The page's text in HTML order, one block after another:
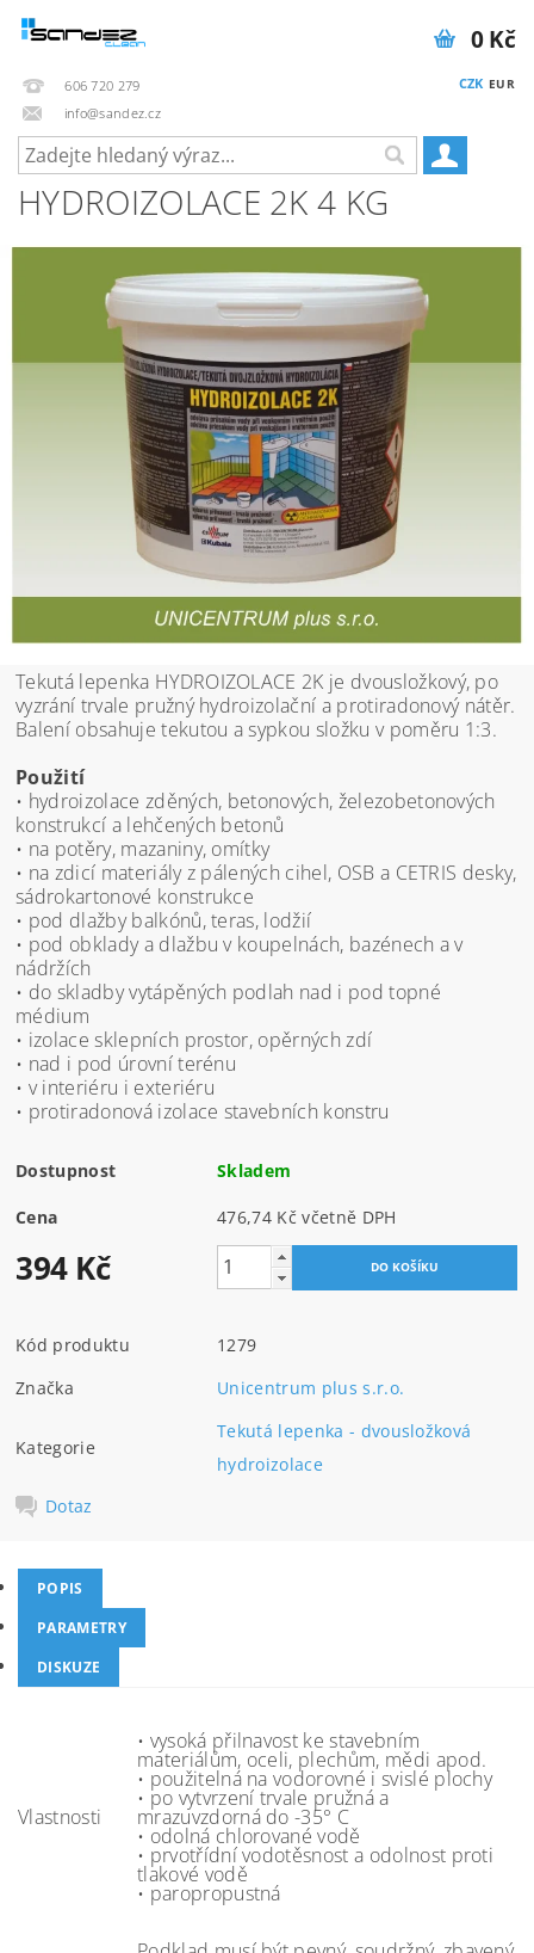
606 720 279
info@sandez.cz
CZK EUR
0 Kč
HYDROIZOLACE 2K 4 KG
Tekutá lepenka HYDROIZOLACE 2K je dvousložkový, po
vyzrání trvale pružný hydroizolační a protiradonový nátěr.
Balení obsahuje tekutou a sypkou složku v poměru 1:3.
Použití
• hydroizolace zděných, betonových, železobetonových
konstrukcí a lehčených betonů
• na potěry, mazaniny, omítky
• na zdicí materiály z pálených cihel, OSB a CETRIS desky,
sádrokartonové konstrukce
• pod dlažby balkónů, teras, lodžií
• pod obklady a dlažbu v koupelnách, bazénech a v
nádržích
• do skladby vytápěných podlah nad i pod topné
médium
• izolace sklepních prostor, opěrných zdí
• nad i pod úrovní terénu
• v interiéru i exteriéru
• protiradonová izolace stavebních konstru
Dostupnost Skladem
Cena 476,74 Kč včetně DPH
394 Kč
Kód produktu
1279
Značka
Unicentrum plus s.r.o.
Kategorie
Tekutá lepenka - dvousložková
hydroizolace
Dotaz
POPIS
PARAMETRY
DISKUZE
Vlastnosti
• vysoká přilnavost ke stavebním
materiálům, oceli, plechům, mědi apod.
• použitelná na vodorovné i svislé plochy
• po vytvrzení trvale pružná a
mrazuvzdorná do -35° C
• odolná chlorované vodě
• prvotřídní vodotěsnost a odolnost proti
tlakové vodě
• paropropustná